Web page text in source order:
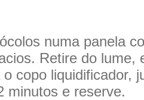
numa panela
Retire do lume,
copo liquidificador,
minutos e reserve.